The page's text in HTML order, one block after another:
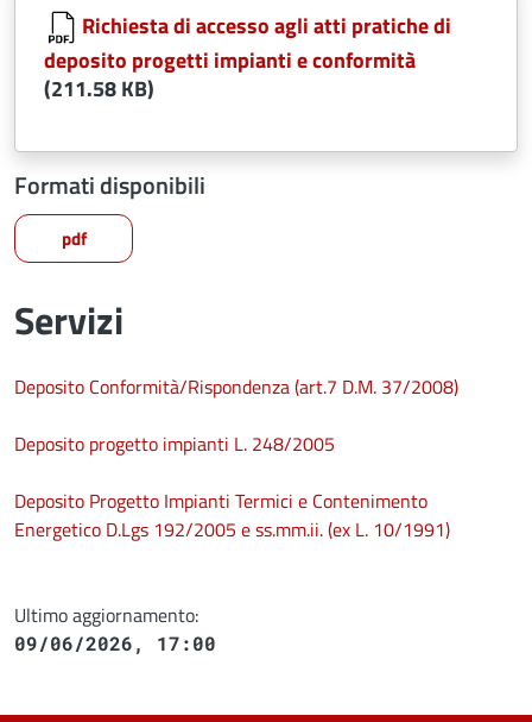
Richiesta di accesso agli atti pratiche di
deposito progetti impianti e conformità
(211.58 KB)
Formati disponibili
pdf
Servizi
Deposito Conformità/Rispondenza (art.7 D.M. 37/2008)
Deposito progetto impianti L. 248/2005
Deposito Progetto Impianti Termici e Contenimento
Energetico D.Lgs 192/2005 e ss.mm.ii. (ex L. 10/1991)
Ultimo aggiornamento:
09/06/2026, 17:00